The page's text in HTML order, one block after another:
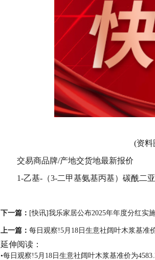
(资料
交易商品牌/产地交货地最新报价
1-乙基-（3-二甲基氨基丙基）碳酰二
下一篇： [快讯]我乐家居公布2025年年度分红实
上一篇： 每日观察!5月18日生意社阔叶木浆基准
延伸阅读：
•每日观察!5月18日生意社阔叶木浆基准价为